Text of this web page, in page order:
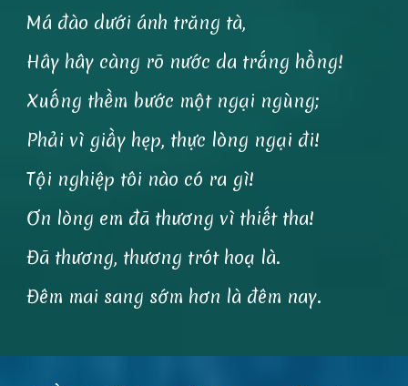
Má đào dưới ánh trăng tà,
Hây hây càng rõ nước da trắng hồng!
Xuống thềm bước một ngại ngùng;
Phải vì giầy hẹp, thực lòng ngại đi!
Tội nghiệp tôi nào có ra gì!
Ơn lòng em đã thương vì thiết tha!
Đã thương, thương trót hoạ là.
Đêm mai sang sớm hơn là đêm nay.